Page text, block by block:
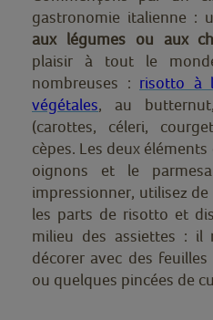
gastronomie italienne :
aux légumes ou aux
plaisir à tout le
nombreuses : risotto à
végétales, au
(carottes, céleri,
cèpes. Les deux
oignons et le
impressionner, utilisez
les parts de risotto et
milieu des assiettes : il
décorer avec des
ou quelques pincées de